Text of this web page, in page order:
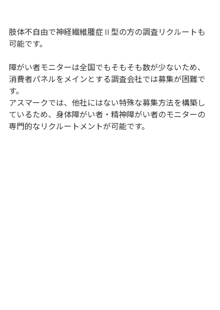
肢体不自由で神経繊維腫症Ⅱ型の方の調査リクルートも
可能です。
障がい者モニターは全国でもそもそも数が少ないため、
消費者パネルをメインとする調査会社では募集が困難で
す。
アスマークでは、他社にはない特殊な募集方法を構築し
ているため、身体障がい者・精神障がい者のモニターの
専門的なリクルートメントが可能です。